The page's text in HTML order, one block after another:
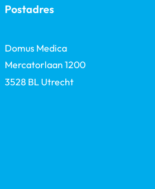
Postadres
Domus Medica
Mercatorlaan 1200
3528 BL Utrecht